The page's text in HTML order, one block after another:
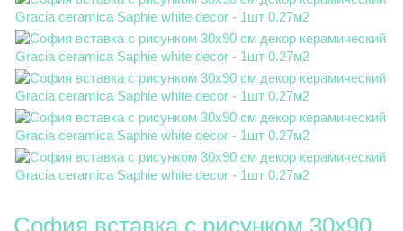
София вставка с рисунком 30х90